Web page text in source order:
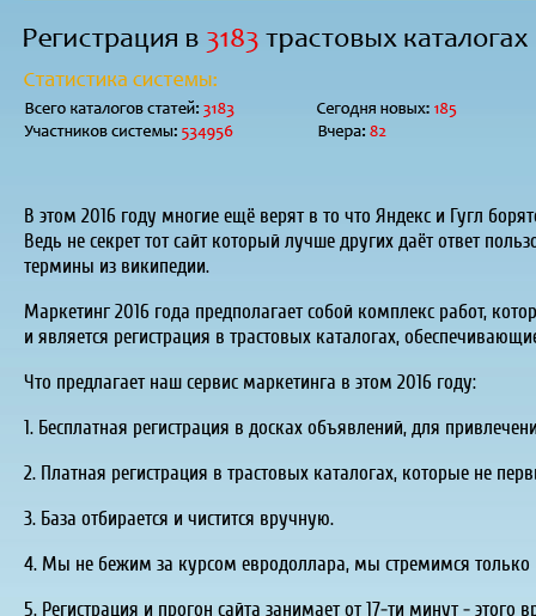
В этом 2016 году многие ещё верят в то что Яндекс и Гугл
Ведь не секрет тот сайт который лучше других даёт ответ
термины из википедии.
Маркетинг 2016 года предполагает собой комплекс работ,
и является регистрация в трастовых каталогах,
Что предлагает наш сервис маркетинга в этом 2016 году:
1. Бесплатная регистрация в досках объявлений, для
2. Платная регистрация в трастовых каталогах, которые не
3. База отбирается и чистится вручную.
4. Мы не бежим за курсом евродоллара, мы стремимся только к
5. Регистрация и прогон сайта занимает от 17-ти минут -